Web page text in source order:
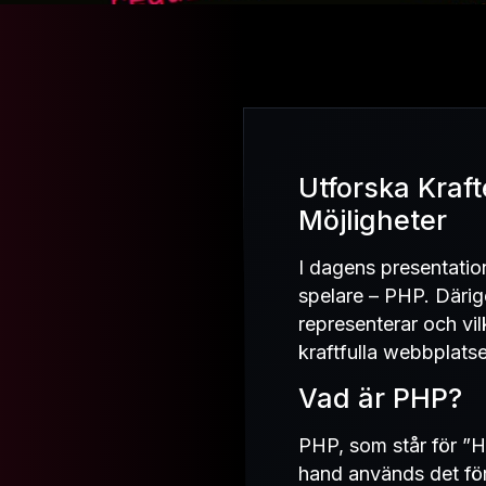
Utforska
Möjligheter
I dagens
spelare – PHP.
representerar och
kraftfulla
Vad är PHP?
PHP, som står för
hand används det